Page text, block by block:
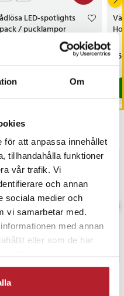
Om
för att anpassa innehållet
tillhandahålla funktioner
vår trafik. Vi
och annan
sociala medier och
vi samarbetar med.
med annan
eller som de har
LED-spotlights
/ pucklampor
fjärrkontroll / dimbar